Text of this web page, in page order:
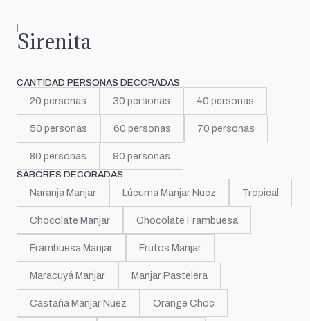
|
Sirenita
CANTIDAD PERSONAS DECORADAS
20 personas 30 personas 40 personas
50 personas 60 personas 70 personas
80 personas 90 personas
SABORES DECORADAS
Naranja Manjar Lúcuma Manjar Nuez Tropical
Chocolate Manjar Chocolate Frambuesa
Frambuesa Manjar Frutos Manjar
Maracuyá Manjar Manjar Pastelera
Castaña Manjar Nuez Orange Choc